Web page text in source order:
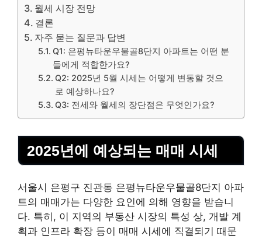
월세 시장 전망
결론
자주 묻는 질문과 답변
Q1: 은평뉴타운우물골8단지 아파트는 어떤 분
들에게 적합한가요?
Q2: 2025년 5월 시세는 어떻게 변동할 것으
로 예상하나요?
Q3: 전세와 월세의 장단점은 무엇인가요?
2025년에 예상되는 매매 시세
서울시 은평구 진관동 은평뉴타운우물골8단지 아파
트의 매매가는 다양한 요인에 의해 영향을 받습니
다. 특히, 이 지역의 부동산 시장의 특성 상, 개발 계
획과 인프라 확장 등이 매매 시세에 직결되기 때문